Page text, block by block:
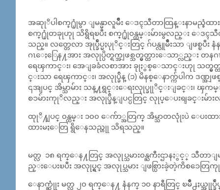
အဆုုိပါစက္႐ုုံမွာ ျမန္မာလူမ်ဳိး ေဒၚသီတာထြန္းနာမည္
စက္႐ုုံတခုုဟုု သိရွိရၿပီး စက္႐ုုံ၀န္ထမ္းမ်ားမွလည္း ေဒ
သည္။ လတ္တေလာ အုုပ္ခ်ဳပ္မႈပုုိင္းတြင္ ဂ်ပန္လူမ်ဳိးသာ ျဖစ္ၿပီ
ဂၤေႏြေန႔အား အလုုပ္ပိတ္ရက္အျဖစ္သတ္မွတ္ထားေသာ္လည္
ရေၾကာင္း၊ အေျခခံလစာအား ခုုႏွစ္ေသာင္းဟုု သတ္
င္းသာ ရေၾကာင္း၊ အလုုပ္ခ်ိန္ (၁) မိနစ္ေနာက္က်ပါက ဒဏ္
၎အျပင္ အိမ္သာမ်ား သန္႔ရွင္းေရးလုုပ္ခုုိင္းျခင္
စၥမ်ားကုုိလည္း အလုုပ္ခ်ိန္ျပင္ပတြင္ လုုပ္ေပးရျခင္း
ထုုိ႔ျပင္ ၀န္ထမ္း ၁၀၀ ေက်ာ္အတြက္ အိမ္သာတလုုံးပဲ ေပးထား
ထားမႈေတြ ရွိေနသည္ဟုု သိရသည္။
မတ္လ ၁၈ ရက္ေန႔တြင္ အလုုပ္သမား၀န္ႀကီးဌာနႏွင့္ သီတာျ
ည္းေပးၿပီး အလုုပ္ရွင္ အလုုပ္သမား ျဖစ္ပြားခဲ့တဲ့ကိစၥ
ေနာက္ဆုုံး မတ္လ ၂၀ ရက္ေန႔ နံနက္ ၁၀ နာရီတြင္ ၿမိဳ႕ႏယ္